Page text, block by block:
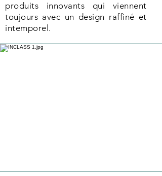
produits innovants qui viennent
toujours avec un design raffiné et
intemporel.